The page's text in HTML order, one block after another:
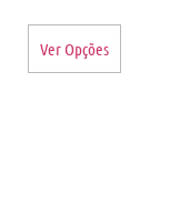
Ver Opções